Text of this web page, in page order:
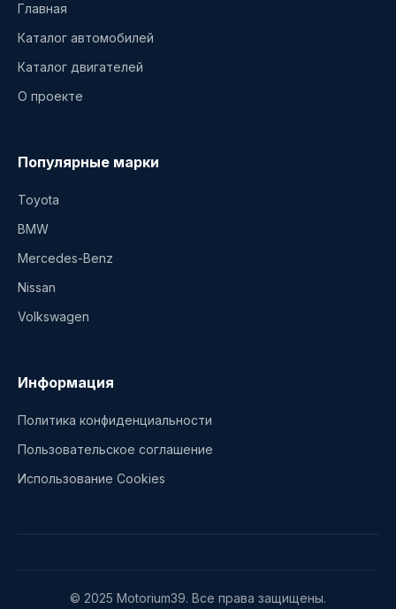
Главная
Каталог автомобилей
Каталог двигателей
О проекте
Популярные марки
Toyota
BMW
Mercedes-Benz
Nissan
Volkswagen
Информация
Политика конфиденциальности
Пользовательское соглашение
Использование Cookies
© 2025 Motorium39. Все права защищены.